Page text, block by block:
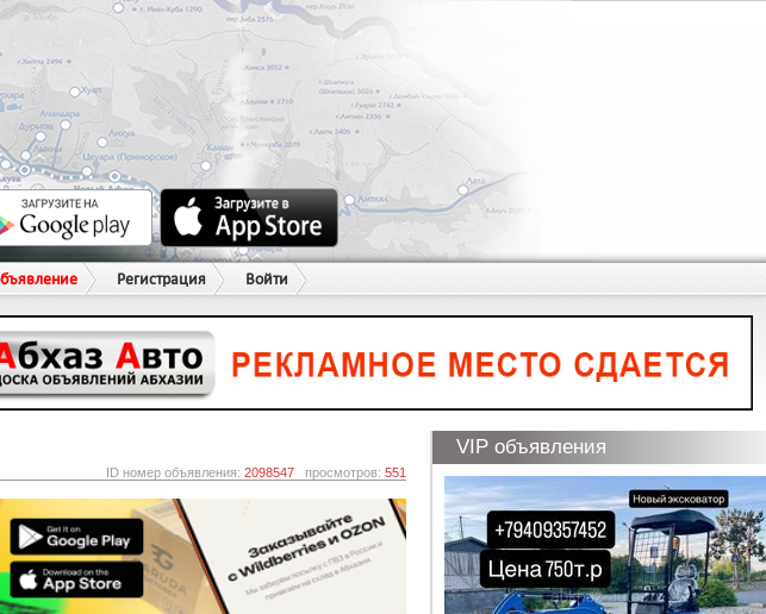
Регистрация Войти
ID номер объявления: 2098547 просмотров: 551
VIP объявления